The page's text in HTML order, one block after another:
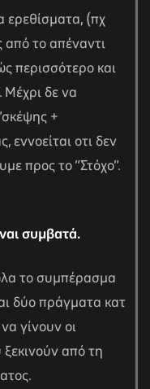
ερεθίσματα, (πχ
από το απέναντι
περισσότερο και
Μέχρι δε να
+
εννοείται οτι δεν
προς το “Στόχο”.
συμβατά.
το συμπέρασμα
δύο πράγματα κατ
γίνουν οι
από τη